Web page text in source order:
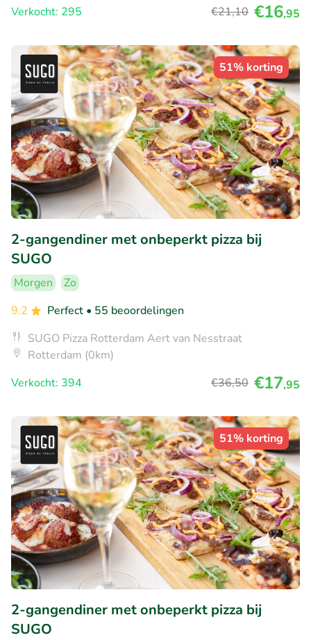
Verkocht: 295
€21,10 €16,95
51% korting
2-gangendiner met onbeperkt pizza bij
SUGO
Morgen
Zo
9.2
Perfect • 55 beoordelingen
SUGO Pizza Rotterdam Aert van Nesstraat
Rotterdam (0km)
Verkocht: 394
€36,50 €17,95
51% korting
2-gangendiner met onbeperkt pizza bij
SUGO